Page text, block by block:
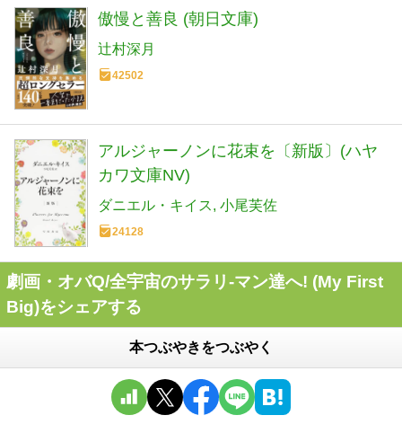
傲慢と善良 (朝日文庫)
辻村深月
42502
アルジャーノンに花束を〔新版〕(ハヤ
カワ文庫NV)
ダニエル・キイス 小尾芙佐
24128
劇画・オバQ/全宇宙のサラリ-マン達へ! (My First
Big)をシェアする
本つぶやきをつぶやく